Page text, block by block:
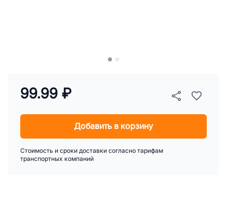
99.99 ₽
Добавить в корзину
Стоимость и сроки доставки согласно тарифам
транспортных компаний